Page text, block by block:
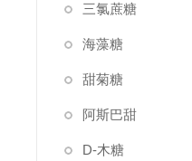
三氯蔗糖
海藻糖
甜菊糖
阿斯巴甜
D-木糖